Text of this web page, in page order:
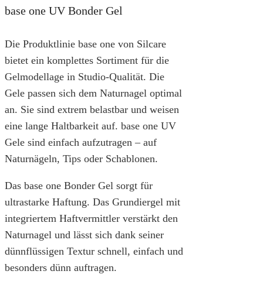
base one UV Bonder Gel
Die Produktlinie base one von Silcare
bietet ein komplettes Sortiment für die
Gelmodellage in Studio-Qualität. Die
Gele passen sich dem Naturnagel optimal
an. Sie sind extrem belastbar und weisen
eine lange Haltbarkeit auf. base one UV
Gele sind einfach aufzutragen – auf
Naturnägeln, Tips oder Schablonen.
Das base one Bonder Gel sorgt für
ultrastarke Haftung. Das Grundiergel mit
integriertem Haftvermittler verstärkt den
Naturnagel und lässt sich dank seiner
dünnflüssigen Textur schnell, einfach und
besonders dünn auftragen.